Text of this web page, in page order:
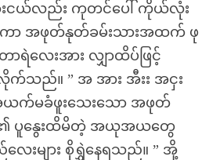
ငယ်လည်း ကုတင်ပေါ် ကိုယ်လုံး
ာ အဖုတ်နုတ်ခမ်းသားအထက် ဖု
လေးအား လျှာထိပ်ဖြင့်
သည်။ ” အ အား အီးး အငှး
ယက်မခံဖူးသေးသော အဖုတ်
၏ ပူနွေးထိမိတဲ့ အယုအယတွေ
းများ စိုရွှဲနေရသည်။ ” အို့